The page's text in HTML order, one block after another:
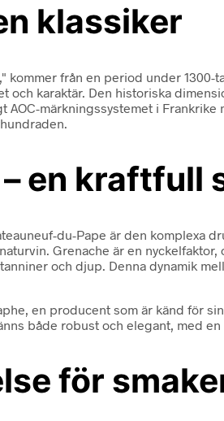
klassiker
kommer från en period under
och karaktär. Den historiska
AOC-märkningssystemet i
en kraftfull
du-Pape är den
Grenache är en
och djup. Denna dynamik
en producent som är känd för
både robust och elegant, med
för